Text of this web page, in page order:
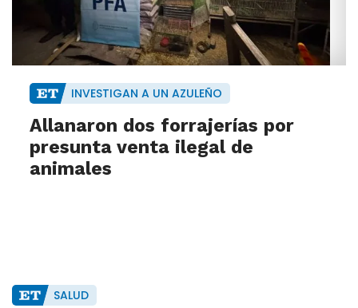
INVESTIGAN A UN AZULEÑO
Allanaron dos forrajerías por
presunta venta ilegal de
animales
SALUD